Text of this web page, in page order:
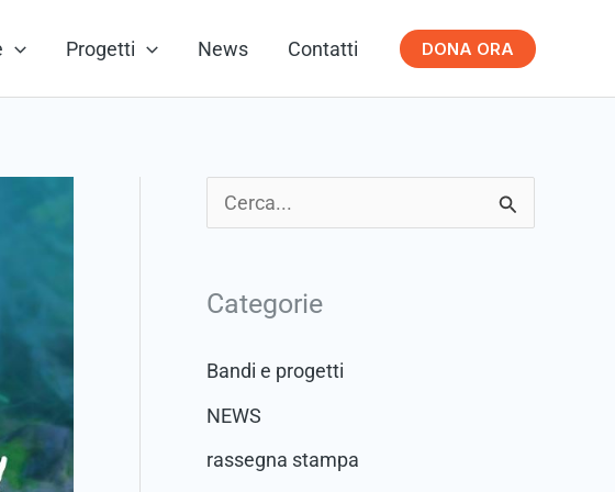
Progetti News Contatti DONA ORA
a
:
Categorie
Bandi e progetti
NEWS
rassegna stampa